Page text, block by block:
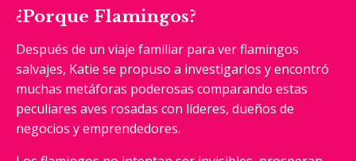
¿Porque Flamingos?
Después de un viaje familiar para ver flamingos
salvajes, Katie se propuso a investigarlos y encontró
muchas metáforas poderosas comparando estas
peculiares aves rosadas con líderes, dueños de
negocios y emprendedores.